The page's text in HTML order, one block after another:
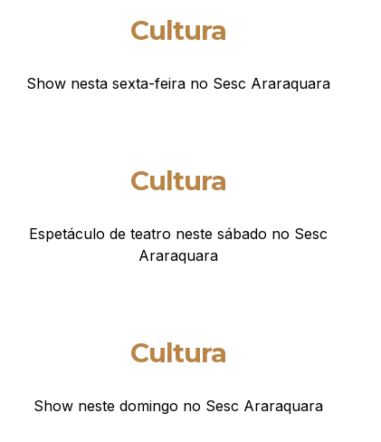
Cultura
Show nesta sexta-feira no Sesc Araraquara
Cultura
Espetáculo de teatro neste sábado no Sesc
Araraquara
Cultura
Show neste domingo no Sesc Araraquara